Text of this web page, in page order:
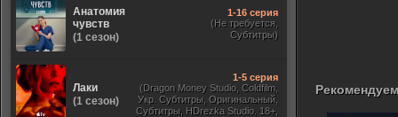
Анатомия
чувств
(1 сезон)
1-16 серия
(Не требуется,
Субтитры)
Лаки
(1 сезон)
1-5 серия
(Dragon Money Studio, Coldfilm,
Укр. Субтитры, Оригинальный,
Субтитры, HDrezka Studio. 18+,